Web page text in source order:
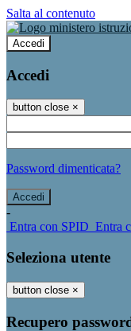
Salta al contenuto
Accedi
Accedi
button close ×
Password dimenticata?
-
Entra con SPID Entra
Seleziona utente
button close ×
Recupero